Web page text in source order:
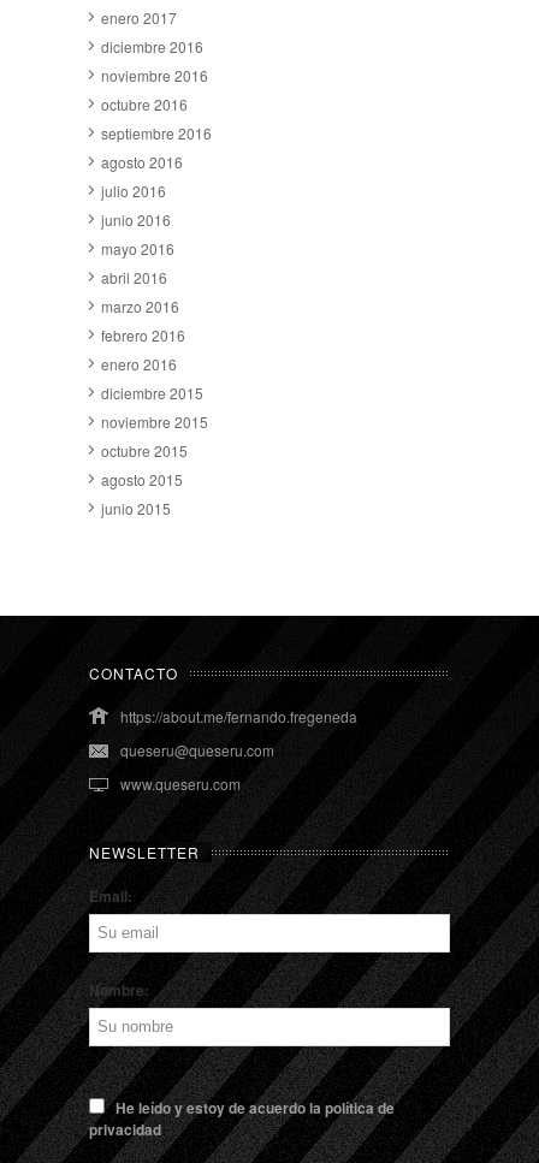
enero 2017
diciembre 2016
noviembre 2016
octubre 2016
septiembre 2016
agosto 2016
julio 2016
junio 2016
mayo 2016
abril 2016
marzo 2016
febrero 2016
enero 2016
diciembre 2015
noviembre 2015
octubre 2015
agosto 2015
junio 2015
CONTACTO
https://about.me/fernando.fregeneda
queseru@queseru.com
www.queseru.com
NEWSLETTER
Email:
Nombre:
He leído y estoy de acuerdo la política de
privacidad